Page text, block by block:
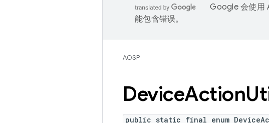
Google 会使用
能包含错误。
AOSP
DeviceAction
public static final enum